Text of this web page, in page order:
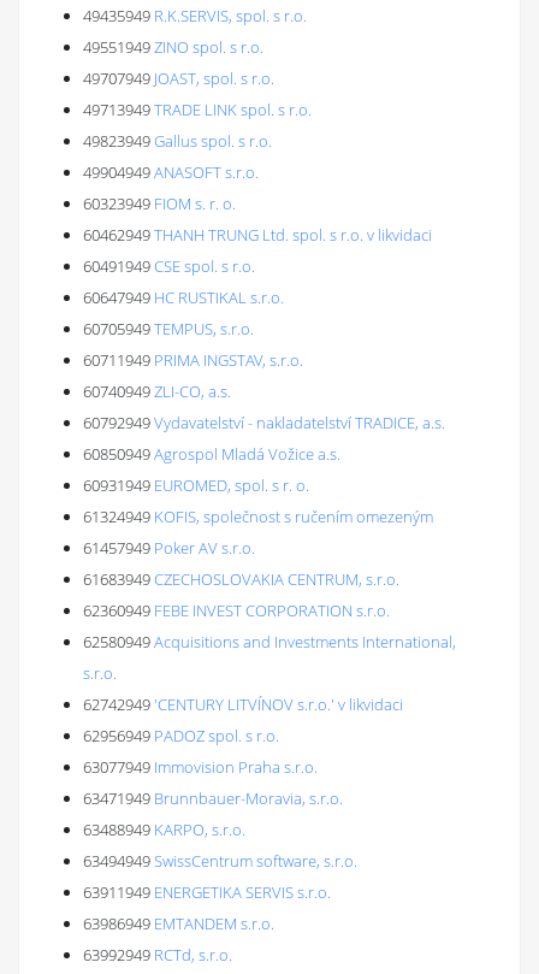
49435949 R.K.SERVIS, spol. s r.o.
49551949ZINO spol. s r.o.
49707949 JOAST, spol. s r.o.
49713949TRADE LINK spol. s r.o.
49823949Gallus spol. s r.o.
49904949ANASOFT s.r.o.
60323949 FIOM s. r. o.
60462949THANH TRUNG Ltd. spol. s r.o. v likvidaci
60491949CSE spol. s r.o.
60647949 HC RUSTIKAL s.r.o.
60705949TEMPUS, s.r.o.
60711949 PRIMA INGSTAV, s.r.o.
60740949ZLI-CO, a.s.
60792949Vydavatelství - nakladatelství TRADICE, a.s.
60850949Agrospol Mladá Vožice a.s.
60931949 EUROMED, spol. s r. o.
61324949 KOFIS, společnost s ručením omezeným
61457949 Poker AV s.r.o.
61683949CZECHOSLOVAKIA CENTRUM, s.r.o.
62360949 FEBE INVEST CORPORATION s.r.o.
62580949Acquisitions and Investments International,
s.r.o.
62742949'CENTURY LITVÍNOV s.r.o.' v likvidaci
62956949 PADOZ spol. s r.o.
63077949 Immovision Praha s.r.o.
63471949 Brunnbauer-Moravia, s.r.o.
63488949 KARPO, s.r.o.
63494949SwissCentrum software, s.r.o.
63911949 ENERGETIKA SERVIS s.r.o.
63986949 EMTANDEM s.r.o.
63992949 RCTd, s.r.o.